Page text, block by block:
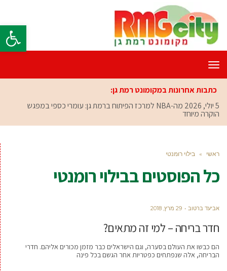
פתח
תפריט
כתבות אחרונות במקומונט רמת גן:
5 יולי, 2026
מה-NBA למרכז הפיתוח ברמת גן: עומרי כספי במפגש
הוקרה מיוחד
ראשי » בילוי רומנטי
כל הפוסטים בבילוי רומנטי
אביעד ברטוב 29 מרץ, 2018
חדר בריחה – למי זה מתאים?
הם כבשו את העולם בסערה, וגם הישראלים כבר מזמן מכורים אליהם. חדרי
הבריחה, אלה שנפתחים כפטריות אחר הגשם בכל פינה